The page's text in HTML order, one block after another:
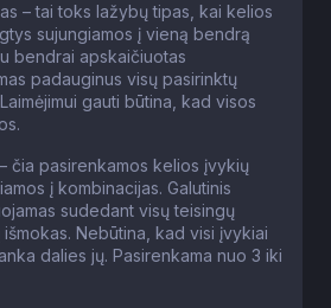
– tai toks lažybų tipas, kai kelios
sujungiamos į vieną bendrą
bendrai apskaičiuotas
padauginus visų pasirinktų
gauti būtina, kad visos
čia pasirenkamos kelios įvykių
į kombinacijas. Galutinis
sudedant visų teisingų
Nebūtina, kad visi įvykiai
dalies jų. Pasirenkama nuo 3 iki